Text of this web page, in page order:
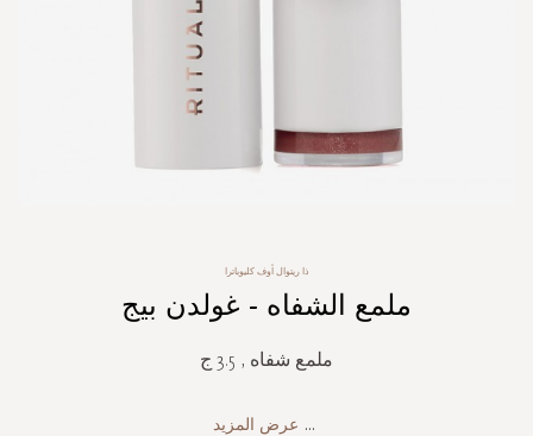
ذا ريتوال أوف كليوباترا
ملمع الشفاه - غولدن بيج
ملمع شفاه , 3.5 ج
... عرض المزيد